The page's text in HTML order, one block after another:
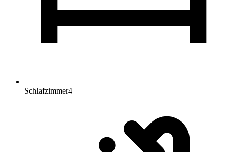
Schlafzimmer4